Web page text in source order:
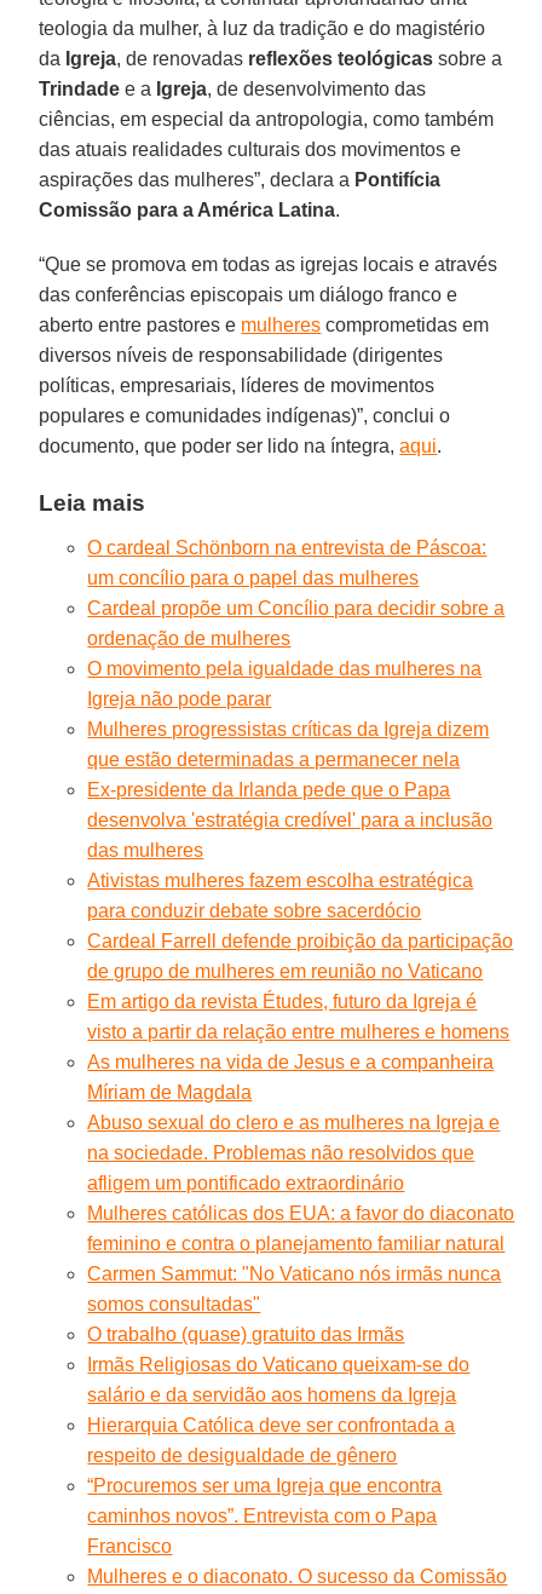
teologia da mulher, à luz da tradição e do magistério
da Igreja, de renovadas reflexões teológicas sobre a
Trindade e a Igreja, de desenvolvimento das
ciências, em especial da antropologia, como também
das atuais realidades culturais dos movimentos e
aspirações das mulheres”, declara a Pontifícia
Comissão para a América Latina.
“Que se promova em todas as igrejas locais e através
das conferências episcopais um diálogo franco e
aberto entre pastores e mulheres comprometidas em
diversos níveis de responsabilidade (dirigentes
políticas, empresariais, líderes de movimentos
populares e comunidades indígenas)”, conclui o
documento, que poder ser lido na íntegra,aqui.
Leia mais
O cardeal Schönborn na entrevista de Páscoa:
um concílio para o papel das mulheres
Cardeal propõe um Concílio para decidir sobre a
ordenação de mulheres
O movimento pela igualdade das mulheres na
Igreja não pode parar
Mulheres progressistas críticas da Igreja dizem
que estão determinadas a permanecer nela
Ex-presidente da Irlanda pede que o Papa
desenvolva 'estratégia credível' para a inclusão
das mulheres
Ativistas mulheres fazem escolha estratégica
para conduzir debate sobre sacerdócio
Cardeal Farrell defende proibição da participação
de grupo de mulheres em reunião no Vaticano
Em artigo da revista Études, futuro da Igreja é
visto a partir da relação entre mulheres e homens
As mulheres na vida de Jesus e a companheira
Míriam de Magdala
Abuso sexual do clero e as mulheres na Igreja e
na sociedade. Problemas não resolvidos que
afligem um pontificado extraordinário
Mulheres católicas dos EUA: a favor do diaconato
feminino e contra o planejamento familiar natural
Carmen Sammut: "No Vaticano nós irmãs nunca
somos consultadas"
O trabalho (quase) gratuito das Irmãs
Irmãs Religiosas do Vaticano queixam-se do
salário e da servidão aos homens da Igreja
Hierarquia Católica deve ser confrontada a
respeito de desigualdade de gênero
“Procuremos ser uma Igreja que encontra
caminhos novos”. Entrevista com o Papa
Francisco
Mulheres e o diaconato. O sucesso da Comissão